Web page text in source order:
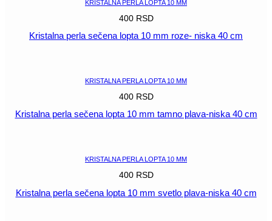
KRISTALNA PERLA LOPTA 10 MM
400 RSD
Kristalna perla sečena lopta 10 mm roze- niska 40 cm
KRISTALNA PERLA LOPTA 10 MM
400 RSD
Kristalna perla sečena lopta 10 mm tamno plava-niska 40 cm
KRISTALNA PERLA LOPTA 10 MM
400 RSD
Kristalna perla sečena lopta 10 mm svetlo plava-niska 40 cm